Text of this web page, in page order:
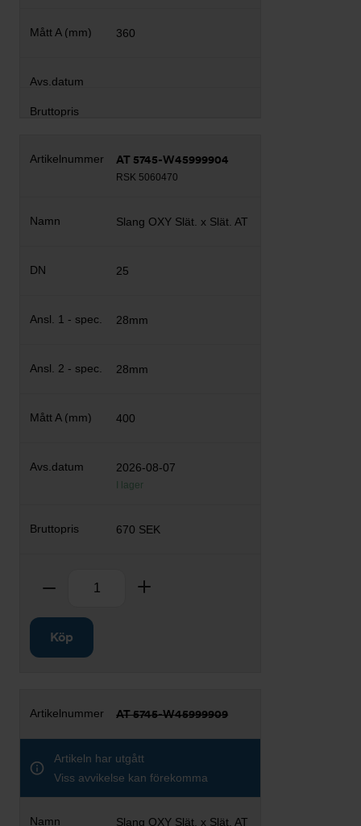
360
AT 5745-W45999904
RSK 5060470
Slang OXY Slät. x Slät. AT
25
28mm
28mm
400
2026-08-07
I lager
670 SEK
Ta bort
Köp
AT 5745-W45999909
Artikeln har utgått
Viss avvikelse kan förekomma
Slang OXY Slät. x Slät. AT